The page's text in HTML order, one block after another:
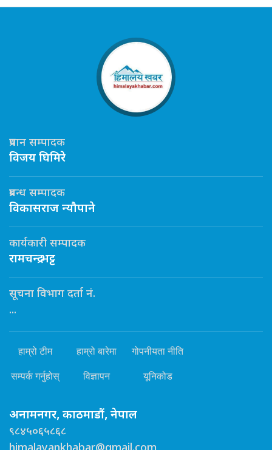
प्रधान सम्पादक
विजय घिमिरे
प्रबन्ध सम्पादक
विकासराज न्यौपाने
कार्यकारी सम्पादक
रामचन्द्र भट्ट
सूचना विभाग दर्ता नं.
...
हाम्रो टीम हाम्रो बारेमा गोपनीयता नीति
सम्पर्क गर्नुहोस् विज्ञापन यूनिकोड
अनामनगर, काठमाडौं, नेपाल
९८४५०६५८६८